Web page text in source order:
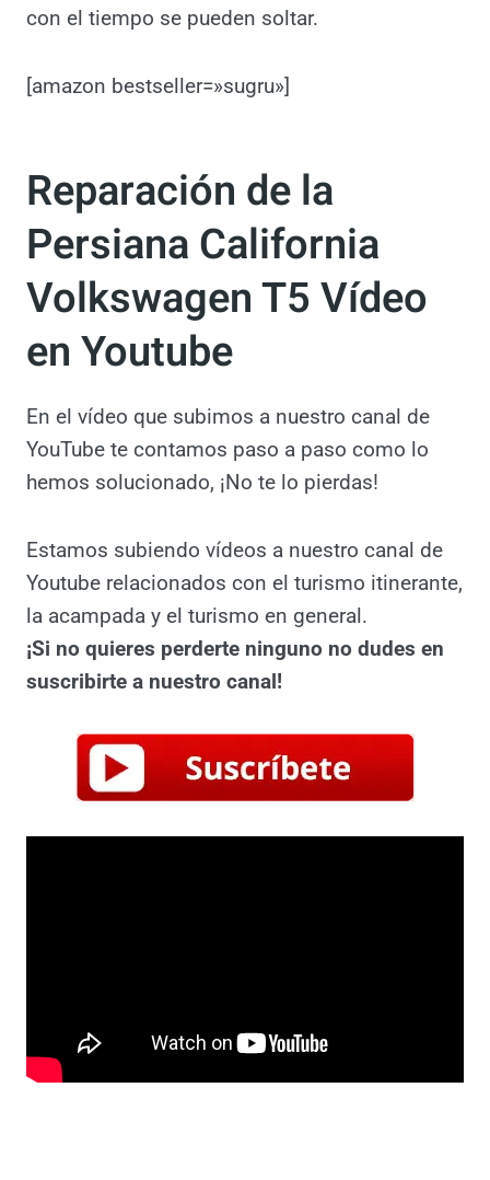
con el tiempo se pueden soltar.
[amazon bestseller=»sugru»]
Reparación de la
Persiana California
Volkswagen T5 Vídeo
en Youtube
En el vídeo que subimos a nuestro canal de
YouTube te contamos paso a paso como lo
hemos solucionado, ¡No te lo pierdas!
Estamos subiendo vídeos a nuestro canal de
Youtube relacionados con el turismo
itinerante, la acampada y el turismo en
general.
¡Si no quieres perderte ninguno no dudes en